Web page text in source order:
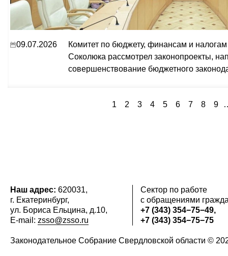
09.07.2026
Комитет по бюджету, финансам и
Соколюка рассмотрел законопроекты,
совершенствование бюджетного
1 2 3 4 5 6 7 8 9
Наш адрес: 620031,
г. Екатеринбург,
ул. Бориса Ельцина, д.10,
E-mail: zsso@zsso.ru
Сектор по работе
с обращениями
+7 (343) 354−75−49,
+7 (343) 354−75−75
Законодательное Cобрание Свердловской области ©